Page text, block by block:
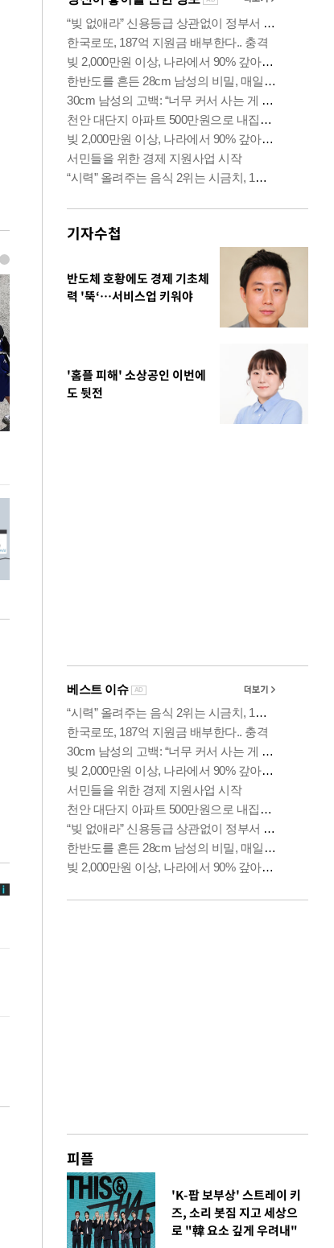
기자수첩
반도체 호황에도 경제 기초체
력 '뚝‘…서비스업 키워야
'홈플 피해' 소상공인 이번에
도 뒷전
피플
'K-팝 보부상' 스트레이 키
즈, 소리 봇짐 지고 세상으
로 "韓 요소 깊게 우려내"